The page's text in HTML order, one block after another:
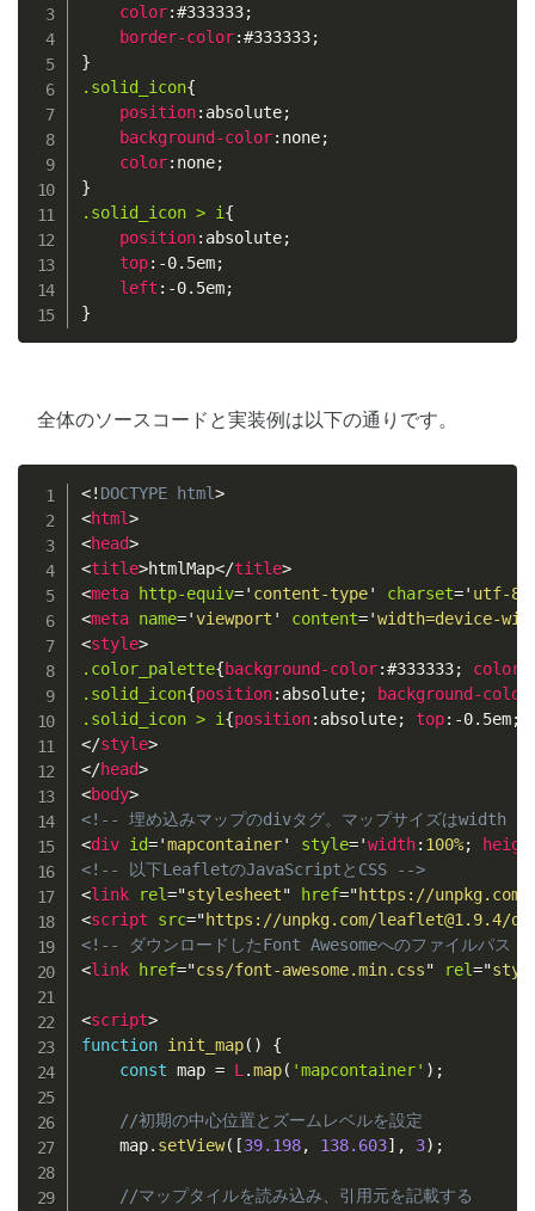
color:#333333;
border-color:#333333;
}
.solid_icon{
position: absolute;
background-color: none;
color: none;
}
.solid_icon > i {
position: absolute;
top: -0.5em;
left : -0.5em;
}
全体のソースコードと実装例は以下の通りです。
<! DOCTYPE html>
<html>
<head>
<title>htmlMap</title>
<meta http-equiv=' content-type' charset=' utf-8
<meta name='viewport ' content='width=device-
<style>
.color_palette{background-color:#333333; color
.solid_icon{position: absolute; background-color
.solid_icon > i {position: absolute; top: -0.5em;
</style>
</head>
<body>
<!-- 埋め込みマップのdivタグ。マップサイズはwidth（
<div id='mapcontainer' style='width: 100%;
<!-- 以下LeafletのJavaScriptとCSS -->
<link rel="stylesheet" href="https://
<script src="https://unpkg.com/
<!-- ダウンロードしたFont Awesomeへのファイルパス
<link href="css/font-awesome.min.css" rel="
<script>
function init_map( )
{
const map = L .map( 'mapcontainer' ) ;
//初期の中心位置とズームレベルを設定
    map
. setView( [39.198, 138.603] , 3) ;
//マップタイルを読み込み、引用元を記載する